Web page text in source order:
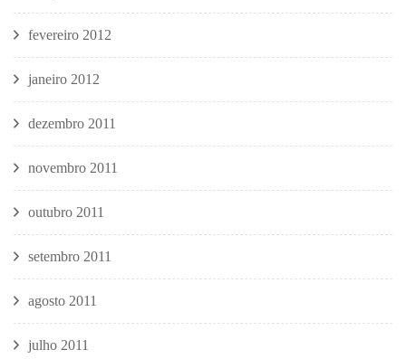
fevereiro 2012
janeiro 2012
dezembro 2011
novembro 2011
outubro 2011
setembro 2011
agosto 2011
julho 2011